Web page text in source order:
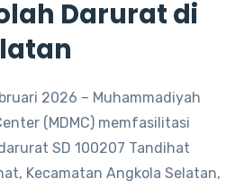
Darurat di
2026 – Muhammadiyah
(MDMC) memfasilitasi
SD 100207 Tandihat
Kecamatan Angkola Selatan,